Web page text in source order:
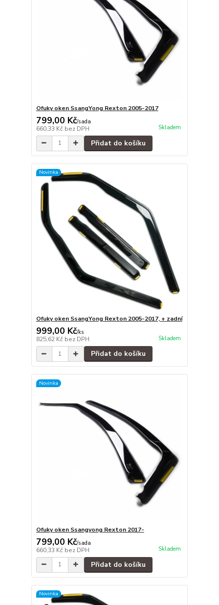
Ofuky oken SsangYong Rexton 2005-2017
799,00 Kč/sada
660,33 Kč bez DPH Skladem
Přidat do košíku
Novinka
Ofuky oken SsangYong Rexton 2005-2017, + zadní
999,00 Kč/ks
825,62 Kč bez DPH Skladem
Přidat do košíku
Novinka
Ofuky oken Ssangyong Rexton 2017-
799,00 Kč/sada
660,33 Kč bez DPH Skladem
Přidat do košíku
Novinka